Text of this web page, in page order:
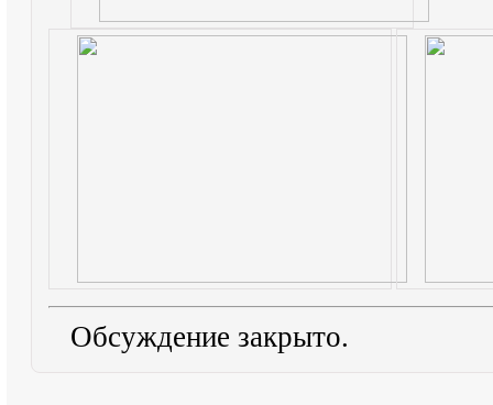
Обсуждение закрыто.